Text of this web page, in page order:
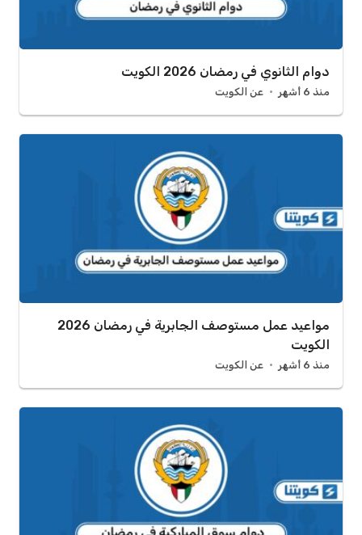
دوام الثانوي في رمضان 2026 الكويت
منذ 6 أشهر عن الكويت
مواعيد عمل مستوصف الجابرية في رمضان 2026
الكويت
منذ 6 أشهر عن الكويت